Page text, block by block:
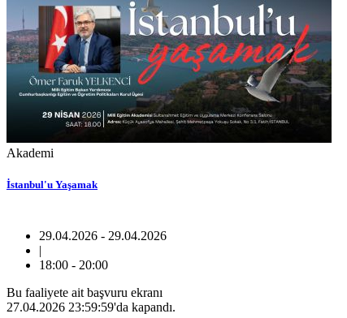
Akademi
İstanbul'u Yaşamak
29.04.2026 - 29.04.2026
|
18:00 - 20:00
Bu faaliyete ait başvuru ekranı
27.04.2026 23:59:59'da kapandı.